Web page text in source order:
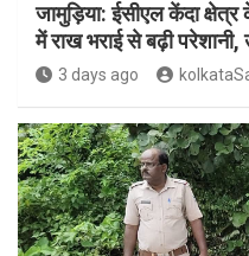
जामुड़िया: ईसीएल केंदा
में राख भराई से बढ़ी
3 days ago